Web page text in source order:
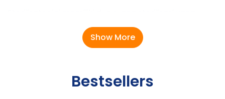
bekerja secara terpisah:
menggunakan sistem
perlengkapan non-logam.
Show More
Bestsellers